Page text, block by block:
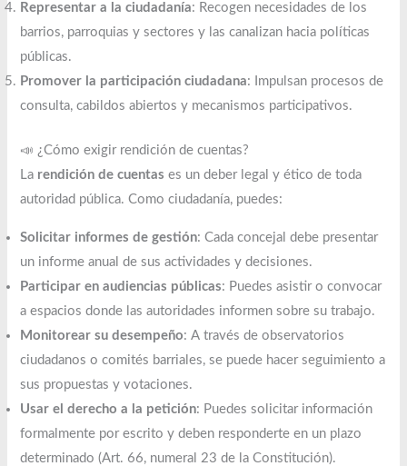
Representar a la ciudadanía: Recogen necesidades de los
barrios, parroquias y sectores y las canalizan hacia políticas
públicas.
Promover la participación ciudadana: Impulsan procesos de
consulta, cabildos abiertos y mecanismos participativos.
📣 ¿Cómo exigir rendición de cuentas?
La rendición de cuentas es un deber legal y ético de toda
autoridad pública. Como ciudadanía, puedes:
Solicitar informes de gestión: Cada concejal debe presentar
un informe anual de sus actividades y decisiones.
Participar en audiencias públicas: Puedes asistir o convocar
a espacios donde las autoridades informen sobre su trabajo.
Monitorear su desempeño: A través de observatorios
ciudadanos o comités barriales, se puede hacer seguimiento a
sus propuestas y votaciones.
Usar el derecho a la petición: Puedes solicitar información
formalmente por escrito y deben responderte en un plazo
determinado (Art. 66, numeral 23 de la Constitución).